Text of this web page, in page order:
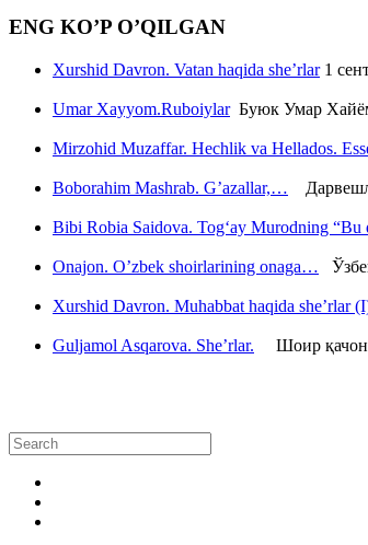
ENG KO’P O’QILGAN
Xurshid Davron. Vatan haqida she’rlar1
Umar Xayyom.RuboiylarБуюк Умар Хайём
Mirzohid Muzaffar. Hechlik va Hellados.
Boborahim Mashrab. G’azallar,…
Bibi Robia Saidova. Tog‘ay Murodning
Onajon. O’zbek shoirlarining onaga…
Xurshid Davron. Muhabbat haqida she’rlar
Guljamol Asqarova. She’rlar. Шоир қачон